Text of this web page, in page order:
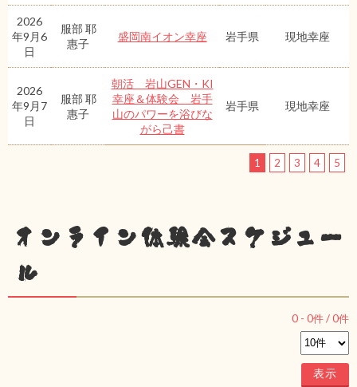
2026
年9月6
日
服部 耶
惠子
盛岡南イオン幸座 岩手県 現地幸座
2026
年9月7
日
服部 耶
惠子
朝活 岩山GEN・KI
幸座＆体験会 岩手
山のパワーを浴びな
がら己書
岩手県 現地幸座
1 2 3 4 5
オンライン体験会スケジュー
ル
0 - 0件 /0件